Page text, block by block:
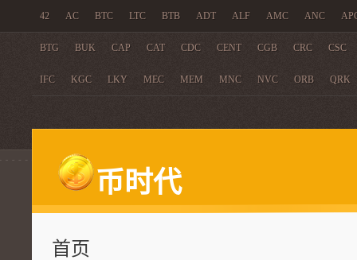
42 AC BTC LTC BTB ADT ALF AMC ANC
BTG BUK CAP CAT CDC CENT CGB CRC CSC
IFC KGC LKY MEC MEM MNC NVC ORB QRK
币时代
首页